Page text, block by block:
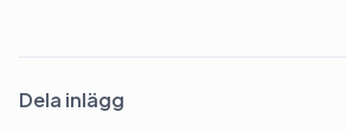
Dela inlägg